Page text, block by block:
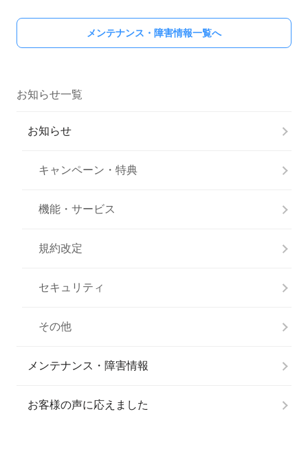
メンテナンス・障害情報一覧へ
お知らせ一覧
お知らせ
キャンペーン・特典
機能・サービス
規約改定
セキュリティ
その他
メンテナンス・障害情報
お客様の声に応えました